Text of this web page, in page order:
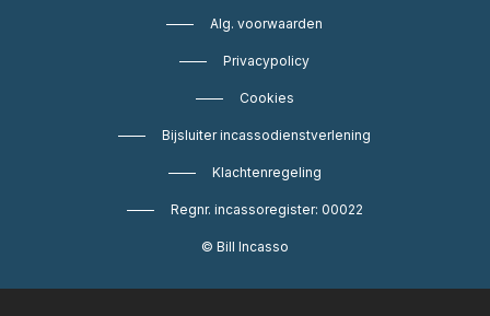
Alg. voorwaarden
Privacypolicy
Cookies
Bijsluiter incassodienstverlening
Klachtenregeling
Regnr. incassoregister: 00022
© Bill Incasso